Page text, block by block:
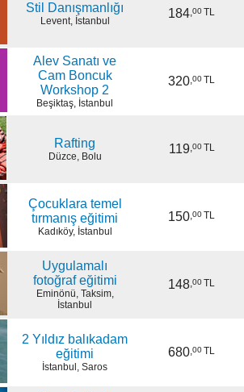
Stil Danışmanlığı
Levent, İstanbul
184,00 TL
Alev Sanatı ve
Cam Boncuk
Workshop 2
Beşiktaş, İstanbul
320,00 TL
Rafting
Düzce, Bolu
119,00 TL
Çocuklara temel
tırmanış eğitimi
Kadıköy, İstanbul
150,00 TL
Uygulamalı
fotoğraf eğitimi
Eminönü, Taksim,
İstanbul
148,00 TL
2 Yıldız balıkadam
eğitimi
İstanbul, Saros
680,00 TL